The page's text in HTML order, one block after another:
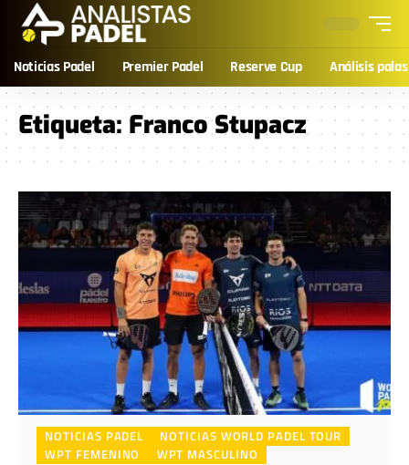
Noticias Padel Premier Padel Reserve Cup Análisis palas
Etiqueta: Franco Stupacz
NOTICIAS PADEL
NOTICIAS WORLD PADEL TOUR
WPT FEMENINO
WPT MASCULINO